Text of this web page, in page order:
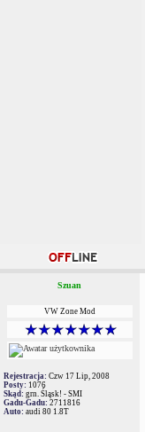
Szuan
VW Zone Mod
Rejestracja: Czw 17 Lip, 2008
Posty: 1076
Skąd: grn. Śląsk! - SMI
Gadu-Gadu: 2711816
Auto: audi 80 1.8T